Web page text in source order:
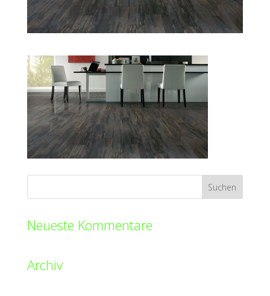
Neueste Kommentare
Archiv